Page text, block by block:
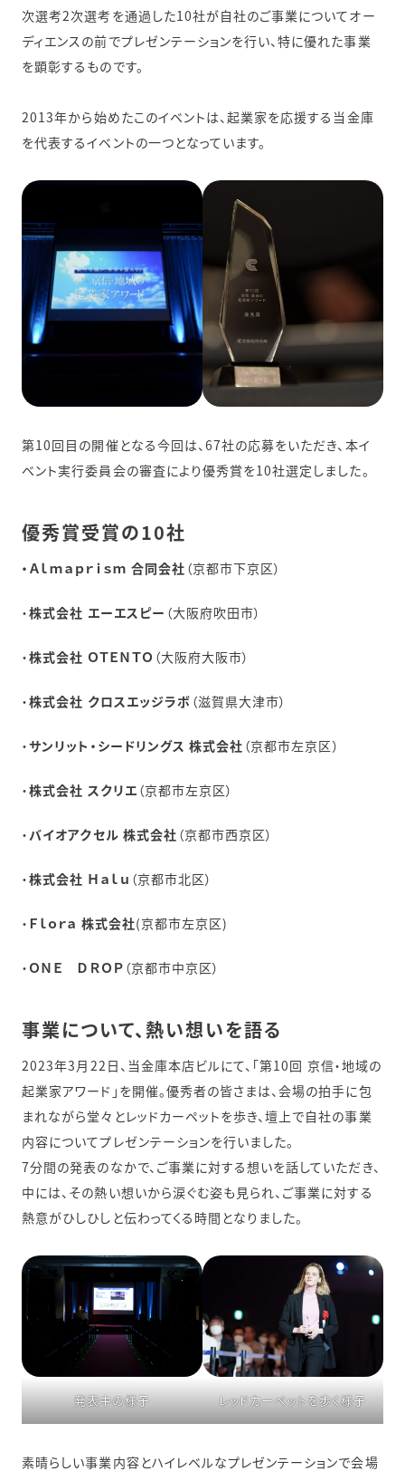
次選考2次選考を通過した10社が自社のご事業についてオー
ディエンスの前でプレゼンテーションを行い、特に優れた事業
を顕彰するものです。
2013年から始めたこのイベントは、起業家を応援する当金庫
を代表するイベントの一つとなっています。
第10回目の開催となる今回は、67社の応募をいただき、本イ
ベント実行委員会の審査により優秀賞を10社選定しました。
優秀賞受賞の10社
・Ａｌｍａｐｒｉｓｍ 合同会社 （京都市下京区）
・株式会社 エーエスピー （大阪府吹田市）
・株式会社 ＯＴＥＮＴＯ （大阪府大阪市）
・株式会社 クロスエッジラボ （滋賀県大津市）
・サンリット・シードリングス 株式会社 （京都市左京区）
・株式会社 スクリエ （京都市左京区）
・ バイオアクセル 株式会社 （京都市西京区）
・株式会社 Ｈａｌｕ （京都市北区）
・ Ｆｌｏｒａ 株式会社(京都市左京区)
・ ＯＮＥ ＤＲＯＰ （京都市中京区）
事業について、熱い想いを語る
2023年3月22日、当金庫本店ビルにて、「第10回 京信・地域の
起業家アワード」を開催。優秀者の皆さまは、会場の拍手に包
まれながら堂々とレッドカーペットを歩き、壇上で自社の事業
内容についてプレゼンテーションを行いました。
7分間の発表のなかで、ご事業に対する想いを話していただき、
中には、その熱い想いから涙ぐむ姿も見られ、ご事業に対する
熱意がひしひしと伝わってくる時間となりました。
発表中の様子 レッドカーペットを歩く様子
素晴らしい事業内容とハイレベルなプレゼンテーションで会場